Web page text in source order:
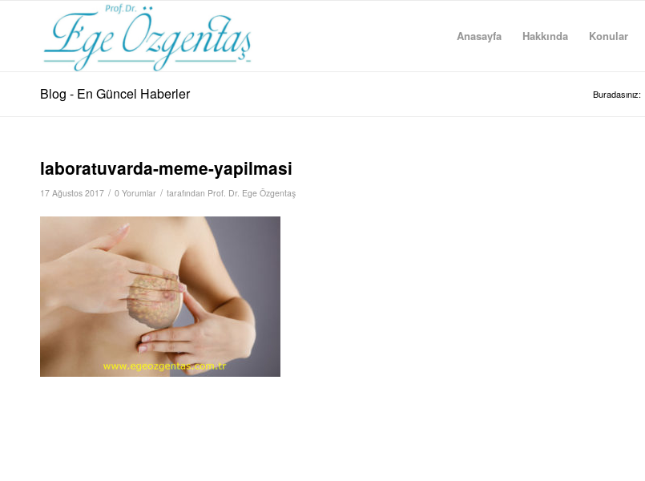
Anasayfa Hakkında Konular
Blog - En Güncel Haberler Buradasınız:
laboratuvarda-meme-yapilmasi
17 Ağustos 2017 / 0 Yorumlar / tarafından Prof. Dr. Ege Özgentaş